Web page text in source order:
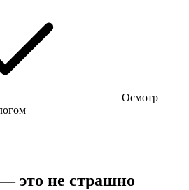
Осмотр
это не страшно